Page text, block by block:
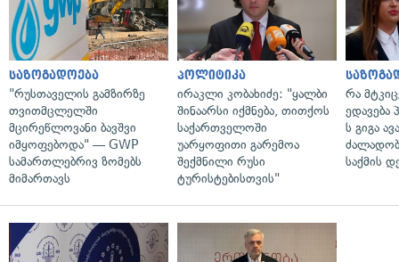
საზოგადოება
"რუსთაველის გამზირზე
თვითმცლელში
მცირეწლოვანი ბავშვი
იმყოფებოდა" — GWP
სამართლებრივ ზომებს
მიმართავს
პოლიტიკა
ირაკლი კობახიძე: "ყალბი
შინაარსი იქმნება, თითქოს
საქართველოში
უარყოფითი გარემოა
შექმნილი რუსი
ტურისტებისთვის"
რა
ედავება
ს გიგა
საქმის